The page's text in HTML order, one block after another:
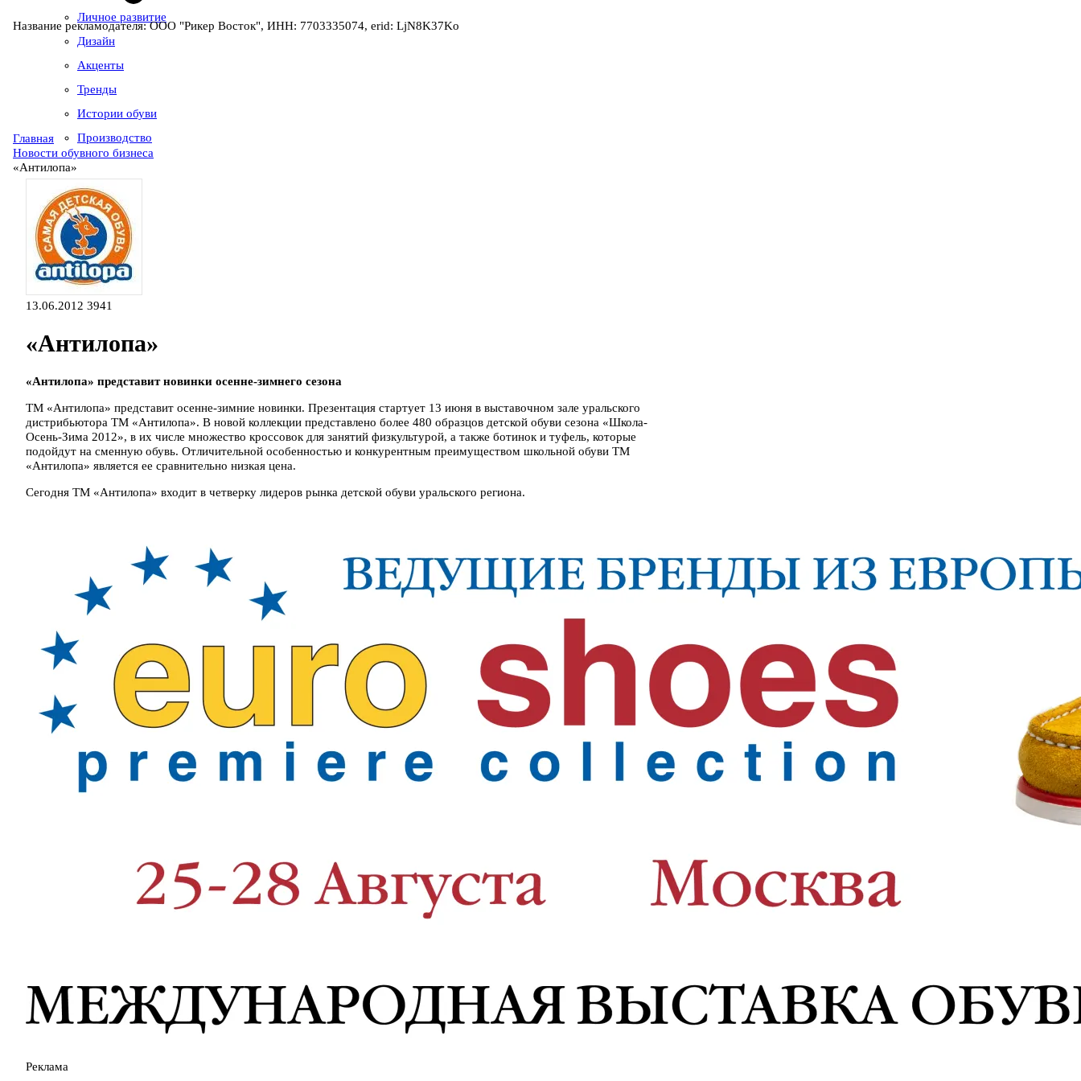
Личное развитие
Дизайн
Акценты
Тренды
Истории обуви
Производство
Название рекламодателя: ООО "Рикер Восток", ИНН: 7703335074, erid: LjN8K37Ko
Главная
Новости обувного бизнеса
«Антилопа»
13.06.2012 3941
«Антилопа»
«Антилопа» представит новинки осенне-зимнего сезона
ТМ «Антилопа» представит осенне-зимние новинки. Презентация стартует 13 июня в выставочном зале уральского
дистрибьютора ТМ «Антилопа». В новой коллекции представлено более 480 образцов детской обуви сезона «Школа-
Осень-Зима 2012», в их числе множество кроссовок для занятий физкультурой, а также ботинок и туфель, которые
подойдут на сменную обувь. Отличительной особенностью и конкурентным преимуществом школьной обуви ТМ
«Антилопа» является ее сравнительно низкая цена.
Сегодня ТМ «Антилопа» входит в четверку лидеров рынка детской обуви уральского региона.
Реклама